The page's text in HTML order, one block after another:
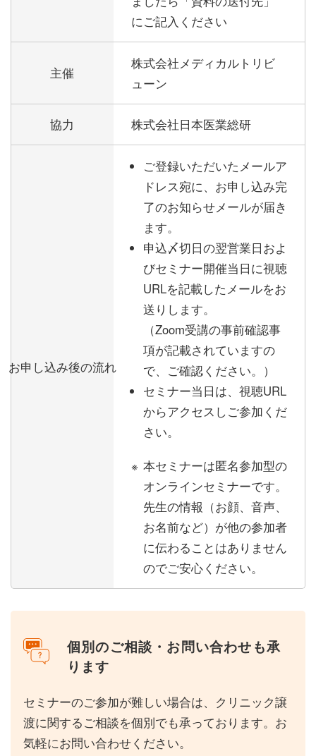
にご記入ください
主催
株式会社メディカルトリビ
ューン
協力 株式会社日本医業総研
お申し込み後の流れ
ご登録いただいたメールア
ドレス宛に、お申し込み完
了のお知らせメールが届き
ます。
申込〆切日の翌営業日およ
びセミナー開催当日に視聴
URLを記載したメールをお
送りします。
（Zoom受講の事前確認事
項が記載されていますの
で、ご確認ください。）
セミナー当日は、視聴URL
からアクセスしご参加くだ
さい。
本セミナーは匿名参加型の
オンラインセミナーです。
先生の情報（お顔、音声、
お名前など）が他の参加者
に伝わることはありません
のでご安心ください。
個別のご相談・お問い合わせも承
ります
セミナーのご参加が難しい場合は、クリニック譲
渡に関するご相談を個別でも承っております。お
気軽にお問い合わせください。